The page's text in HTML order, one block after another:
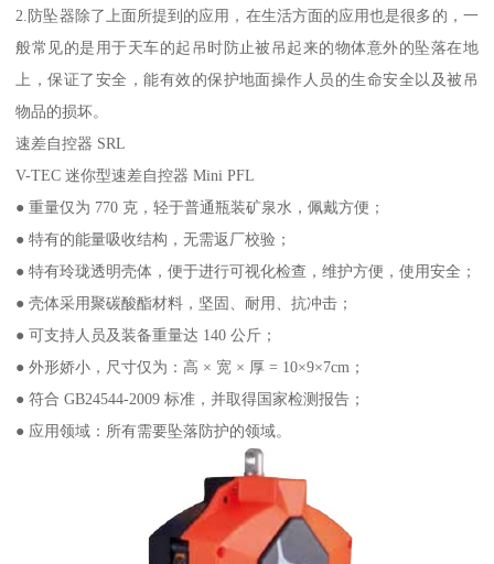
2.防坠器除了上面所提到的应用，在生活方面的应用也是很多的，一
般常见的是用于天车的起吊时防止被吊起来的物体意外的坠落在地
上，保证了安全，能有效的保护地面操作人员的生命安全以及被吊
物品的损坏。
速差自控器 SRL
V-TEC 迷你型速差自控器 Mini PFL
● 重量仅为 770 克，轻于普通瓶装矿泉水，佩戴方便；
● 特有的能量吸收结构，无需返厂校验；
● 特有玲珑透明壳体，便于进行可视化检查，维护方便，使用安全；
● 壳体采用聚碳酸酯材料，坚固、耐用、抗冲击；
● 可支持人员及装备重量达 140 公斤；
● 外形娇小，尺寸仅为：高 × 宽 × 厚 = 10×9×7cm；
● 符合 GB24544-2009 标准，并取得国家检测报告；
● 应用领域：所有需要坠落防护的领域。